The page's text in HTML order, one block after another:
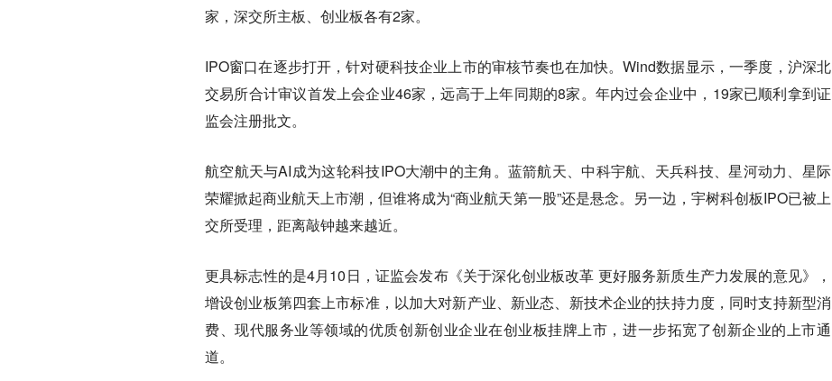
家，深交所主板、创业板各有2家。
IPO窗口在逐步打开，针对硬科技企业上市的审核节奏也在加快。Wind数据显示，一季度，沪深北
交易所合计审议首发上会企业46家，远高于上年同期的8家。年内过会企业中，19家已顺利拿到证
监会注册批文。
航空航天与AI成为这轮科技IPO大潮中的主角。蓝箭航天、中科宇航、天兵科技、星河动力、星际
荣耀掀起商业航天上市潮，但谁将成为“商业航天第一股”还是悬念。另一边，宇树科创板IPO已被上
交所受理，距离敲钟越来越近。
更具标志性的是4月10日，证监会发布《关于深化创业板改革 更好服务新质生产力发展的意见》，
增设创业板第四套上市标准，以加大对新产业、新业态、新技术企业的扶持力度，同时支持新型消
费、现代服务业等领域的优质创新创业企业在创业板挂牌上市，进一步拓宽了创新企业的上市通
道。